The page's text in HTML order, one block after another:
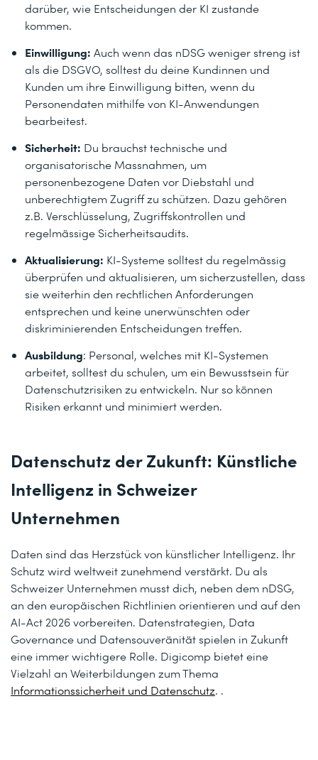
darüber, wie Entscheidungen der KI zustande
kommen.
Einwilligung: Auch wenn das nDSG weniger streng ist
als die DSGVO, solltest du deine Kundinnen und
Kunden um ihre Einwilligung bitten, wenn du
Personendaten mithilfe von KI-Anwendungen
bearbeitest.
Sicherheit: Du brauchst technische und
organisatorische Massnahmen, um
personenbezogene Daten vor Diebstahl und
unberechtigtem Zugriff zu schützen. Dazu gehören
z.B. Verschlüsselung, Zugriffskontrollen und
regelmässige Sicherheitsaudits.
Aktualisierung: KI-Systeme solltest du regelmässig
überprüfen und aktualisieren, um sicherzustellen, dass
sie weiterhin den rechtlichen Anforderungen
entsprechen und keine unerwünschten oder
diskriminierenden Entscheidungen treffen.
Ausbildung: Personal, welches mit KI-Systemen
arbeitet, solltest du schulen, um ein Bewusstsein für
Datenschutzrisiken zu entwickeln. Nur so können
Risiken erkannt und minimiert werden.
Datenschutz der Zukunft: Künstliche
Intelligenz in Schweizer
Unternehmen
Daten sind das Herzstück von künstlicher Intelligenz. Ihr
Schutz wird weltweit zunehmend verstärkt. Du als
Schweizer Unternehmen musst dich, neben dem nDSG,
an den europäischen Richtlinien orientieren und auf den
AI-Act 2026 vorbereiten. Datenstrategien, Data
Governance und Datensouveränität spielen in Zukunft
eine immer wichtigere Rolle. Digicomp bietet eine
Vielzahl an Weiterbildungen zum Thema
Informationssicherheit und Datenschutz. .